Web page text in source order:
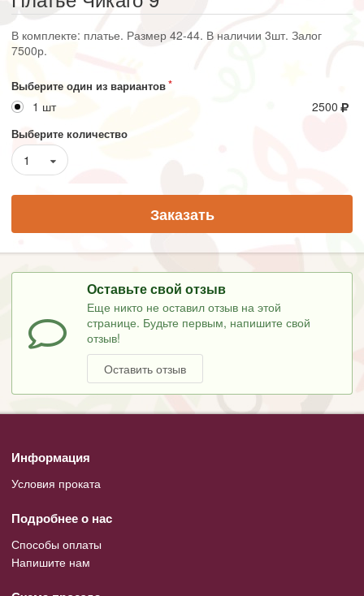
В комплекте: платье. Размер 42-44. В наличии 3шт. Залог
7500р.
Выберите один из вариантов
1 шт 2500
Выберите количество
1
Заказать
Оставьте свой отзыв
Еще никто не оставил отзыв на этой
странице. Будьте первым, напишите свой
отзыв!
Оставить отзыв
Информация
Условия проката
Подробнее о нас
Способы оплаты
Напишите нам